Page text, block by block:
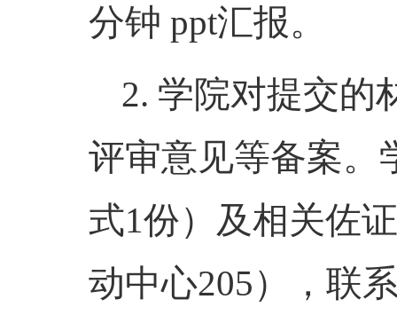
分钟 ppt汇报。
2. 学院对提交的
评审意见等备案。
式1份）及相关佐
动中心205），联